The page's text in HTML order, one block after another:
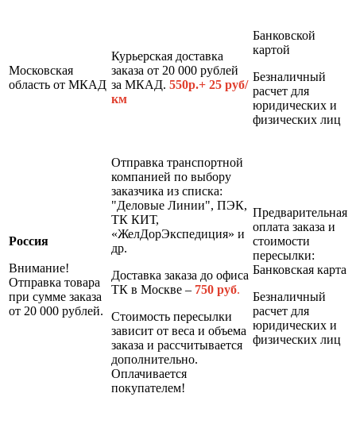
Московская
область от МКАД
Курьерская доставка
заказа от 20 000 рублей
за МКАД. 550р.+ 25 руб/
км
Банковской
картой
Безналичный
расчет для
юридических и
физических лиц
Россия
Внимание!
Отправка товара
при сумме заказа
от 20 000 рублей.
Отправка транспортной
компанией по выбору
заказчика из списка:
"Деловые Линии", ПЭК,
ТК КИТ,
«ЖелДорЭкспедиция» и
др.
Доставка заказа до офиса
ТК в Москве – 750 руб.
Стоимость пересылки
зависит от веса и объема
заказа и рассчитывается
дополнительно.
Оплачивается
покупателем!
Предварительная
оплата заказа и
стоимости
пересылки:
Банковская карта
Безналичный
расчет для
юридических и
физических лиц